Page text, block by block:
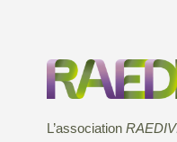
L’association